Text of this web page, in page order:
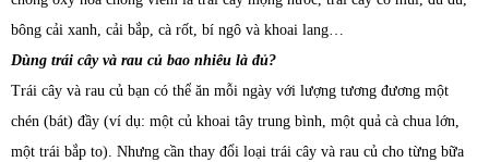
bông cải xanh, cải bắp, cà rốt, bí ngô và khoai lang…
Dùng trái cây và rau củ bao nhiêu là đủ?
Trái cây và rau củ bạn có thể ăn mỗi ngày với lượng tương đương một
chén (bát) đầy (ví dụ: một củ khoai tây trung bình, một quả cà chua lớn,
một trái bắp to). Nhưng cần thay đổi loại trái cây và rau củ cho từng bữa